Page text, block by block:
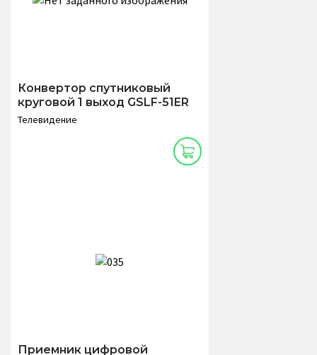
Конвертор спутниковый
круговой 1 выход GSLF-51ER
Телевидение
Приемник цифровой